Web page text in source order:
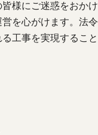
様にご迷惑をおかけ
を心がけます。法令
工事を実現すること